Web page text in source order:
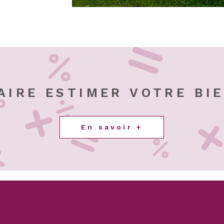
ESTIMER VOTRE
En savoir +